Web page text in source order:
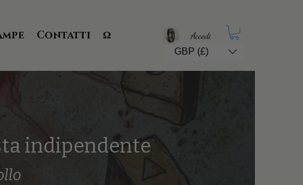
Contatti Ω Accedi
GBP (£)
indipendente